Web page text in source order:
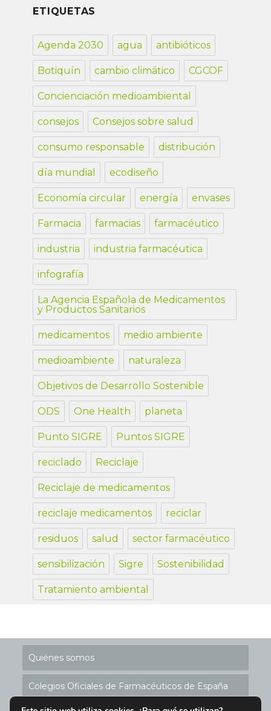
ETIQUETAS
Agenda 2030 agua antibióticos
Botiquín cambio climático CGCOF
Concienciación medioambiental
consejos Consejos sobre salud
consumo responsable distribución
día mundial ecodiseño
Economía circular energía envases
Farmacia farmacias farmacéutico
industria industria farmacéutica
infografía
La Agencia Española de Medicamentos
y Productos Sanitarios
medicamentos medio ambiente
medioambiente naturaleza
Objetivos de Desarrollo Sostenible
ODS One Health planeta
Punto SIGRE Puntos SIGRE
reciclado Reciclaje
Reciclaje de medicamentos
reciclaje medicamentos reciclar
residuos salud sector farmacéutico
sensibilización Sigre Sostenibilidad
Tratamiento ambiental
Quiénes somos
Colegios Oficiales de Farmacéuticos de España